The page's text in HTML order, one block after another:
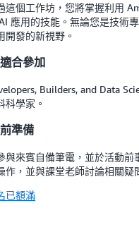
這個工作坊，您將掌握利用
應用的技能。無論您是技術
開發的新視野。
合參加
Builders, and Data
科學家。
準備
與來賓自備筆電，並於活動前
作，並與課堂老師討論相關疑
已額滿